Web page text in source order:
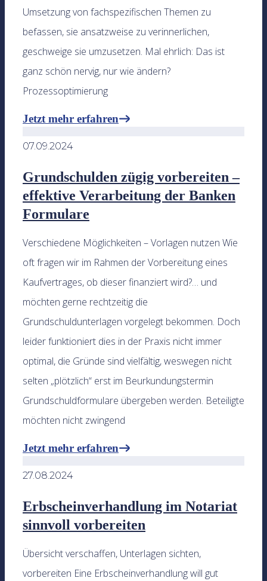
Umsetzung von fachspezifischen Themen zu
befassen, sie ansatzweise zu verinnerlichen,
geschweige sie umzusetzen. Mal ehrlich: Das ist
ganz schön nervig, nur wie ändern?
Prozessoptimierung
Jetzt mehr erfahren
07.09.2024
Grundschulden zügig vorbereiten –
effektive Verarbeitung der Banken
Formulare
Verschiedene Möglichkeiten – Vorlagen nutzen Wie
oft fragen wir im Rahmen der Vorbereitung eines
Kaufvertrages, ob dieser finanziert wird?… und
möchten gerne rechtzeitig die
Grundschuldunterlagen vorgelegt bekommen. Doch
leider funktioniert dies in der Praxis nicht immer
optimal, die Gründe sind vielfältig, weswegen nicht
selten „plötzlich“ erst im Beurkundungstermin
Grundschuldformulare übergeben werden. Beteiligte
möchten nicht zwingend
Jetzt mehr erfahren
27.08.2024
Erbscheinverhandlung im Notariat
sinnvoll vorbereiten
Übersicht verschaffen, Unterlagen sichten,
vorbereiten Eine Erbscheinverhandlung will gut